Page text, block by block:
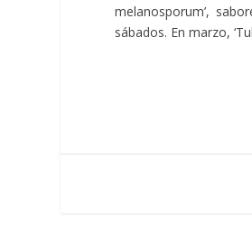
melanosporum’,
sábados. En marzo,